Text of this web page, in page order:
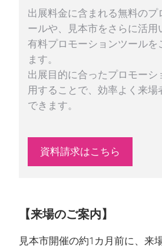
出展料金に含まれる無料のプ
ールや、見本市をさらに活用
有料プロモーションツールを
ます。
出展目的に合ったプロモーシ
用することで、効率よく来場
できます。
資料請求はこちら
【来場のご案内】
見本市開催の約1カ月前に、来